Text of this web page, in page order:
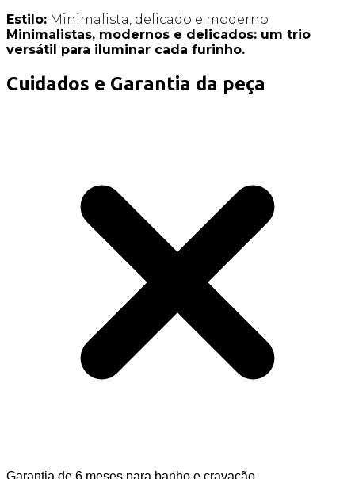
Estilo: Minimalista, delicado e moderno
Minimalistas, modernos e delicados: um trio
versátil para iluminar cada furinho.
Cuidados e Garantia da peça
Garantia de 6 meses para banho e cravação